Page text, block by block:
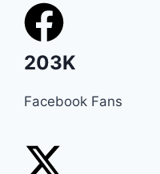
203K
Facebook Fans